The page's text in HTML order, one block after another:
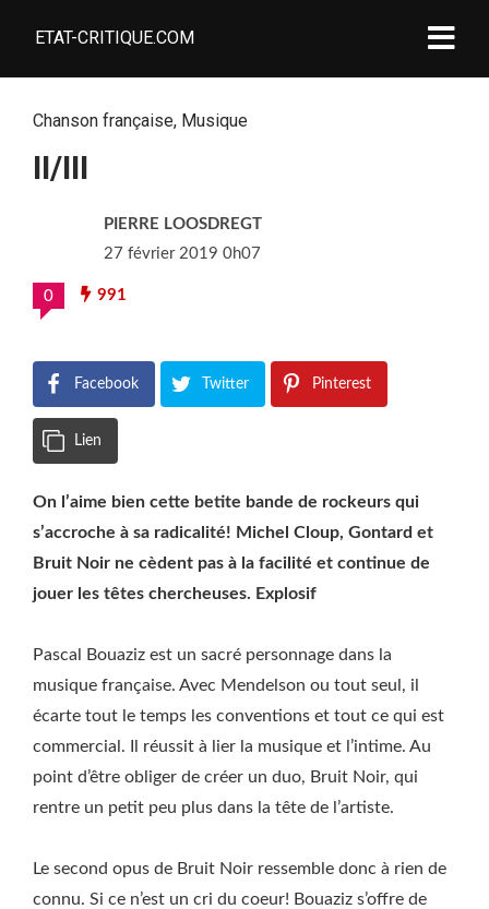
ETAT-CRITIQUE.COM
Chanson française, Musique
II/III
PIERRE LOOSDREGT
27 février 2019 0h07
0 991
Facebook Twitter Pinterest
Lien
On l’aime bien cette betite bande de rockeurs qui
s’accroche à sa radicalité! Michel Cloup, Gontard et
Bruit Noir ne cèdent pas à la facilité et continue de
jouer les têtes chercheuses. Explosif
Pascal Bouaziz est un sacré personnage dans la
musique française. Avec Mendelson ou tout seul, il
écarte tout le temps les conventions et tout ce qui est
commercial. Il réussit à lier la musique et l’intime. Au
point d’être obliger de créer un duo, Bruit Noir, qui
rentre un petit peu plus dans la tête de l’artiste.
Le second opus de Bruit Noir ressemble donc à rien de
connu. Si ce n’est un cri du coeur! Bouaziz s’offre de